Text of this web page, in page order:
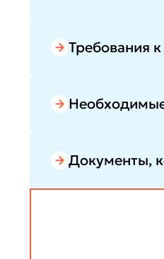
Требования
Документы,